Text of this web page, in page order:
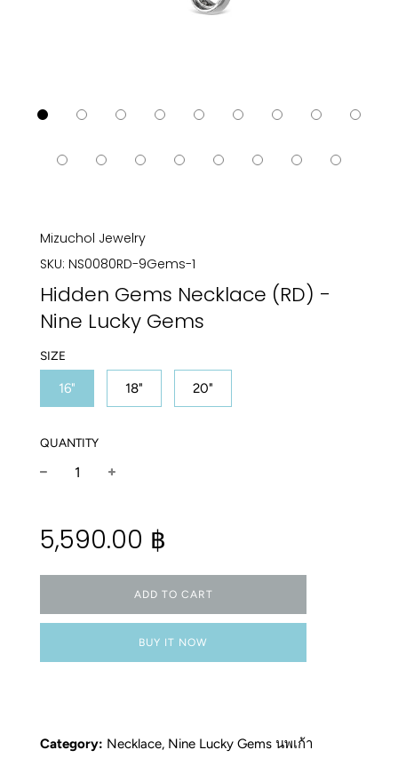
Mizuchol Jewelry
SKU: NS0080RD-9Gems-1
Hidden Gems Necklace (RD) -
Nine Lucky Gems
SIZE
16" 18" 20"
QUANTITY
price
5,590.00 ฿
ADD TO CART
BUY IT NOW
Category: Necklace, Nine Lucky Gems นพเก้า